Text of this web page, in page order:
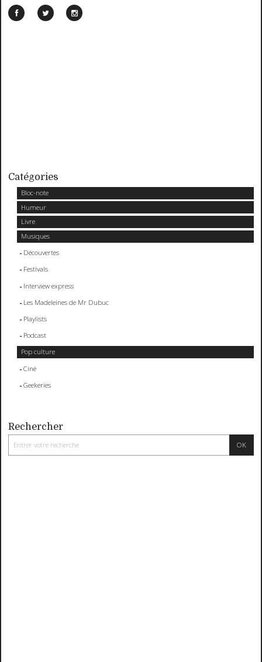
Catégories
Bloc-note
Humeur
Livre
Musiques
Découvertes
Festivals
Interview express
Les Madeleines de Mr Dubuc
Playlists
Podcast
Pop culture
Ciné
Geekeries
Rechercher